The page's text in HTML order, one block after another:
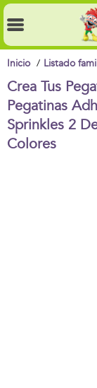
Inicio Listado
Crea Tus
Pegatinas
Sprinkles 2
Colores